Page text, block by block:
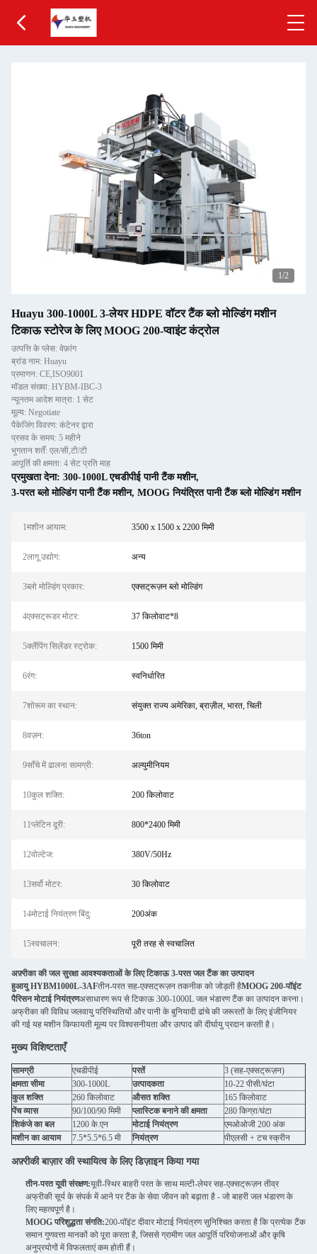
1/2
Huayu 300-1000L 3-लेयर HDPE वॉटर टैंक ब्लो मोल्डिंग मशीन
टिकाऊ स्टोरेज के लिए MOOG 200-प्वाइंट कंट्रोल
उत्पत्ति के प्लेस: वेफ़ांग
ब्रांड नाम: Huayu
प्रमाणन: CE,ISO9001
मॉडल संख्या: HYBM-IBC-3
न्यूनतम आदेश मात्रा: 1 सेट
मूल्य: Negotiate
पैकेजिंग विवरण: कंटेनर द्वारा
प्रसव के समय: 5 महीने
भुगतान शर्तें: एल/सी,टी/टी
आपूर्ति की क्षमता: 4 सेट प्रति माह
प्रमुखता देना: 300-1000L एचडीपीई पानी टैंक मशीन,
3-परत ब्लो मोल्डिंग पानी टैंक मशीन, MOOG नियंत्रित पानी टैंक ब्लो मोल्डिंग मशीन
1मशीन आयाम: 3500 x 1500 x 2200 मिमी
2लागू उद्योग: अन्य
3ब्लो मोल्डिंग प्रकार: एक्सट्रूज़न ब्लो मोल्डिंग
4एक्सट्रूडर मोटर: 37 किलोवाट*8
5क्लैंपिंग सिलेंडर स्ट्रोक: 1500 मिमी
6रंग: स्वनिर्धारित
7शोरूम का स्थान: संयुक्त राज्य अमेरिका, ब्राज़ील, भारत, चिली
8वज़न: 36ton
9साँचे में ढालना सामग्री: अल्युमीनियम
10कुल शक्ति: 200 किलोवाट
11प्लेटिन दूरी: 800*2400 मिमी
12वोल्टेज: 380V/50Hz
13सर्वो मोटर: 30 किलोवाट
14मोटाई नियंत्रण बिंदु: 200अंक
15स्वचालन: पूरी तरह से स्वचालित
अफ़्रीका की जल सुरक्षा आवश्यकताओं के लिए टिकाऊ 3-परत जल टैंक का उत्पादन
हुआयु HYBM1000L-3AFतीन-परत सह-एक्सट्रूज़न तकनीक को जोड़ती हैMOOG 200-पॉइंट
पैरिसन मोटाई नियंत्रणअसाधारण रूप से टिकाऊ 300-1000L जल भंडारण टैंक का उत्पादन करना।
अफ्रीका की विविध जलवायु परिस्थितियों और पानी के बुनियादी ढांचे की जरूरतों के लिए इंजीनियर
की गई यह मशीन किफायती मूल्य पर विश्वसनीयता और उत्पाद की दीर्घायु प्रदान करती है।
मुख्य विशिष्टताएँ
सामग्री एचडीपीई परतें
3 (सह-एक्सट्रूज़न)
क्षमता सीमा
300-1000L उत्पादकता
10-22 पीसी/घंटा
कुल शक्ति
260 किलोवाट औसत शक्ति
165 किलोवाट
पेंच व्यास
90/100/90 मिमी प्लास्टिक बनाने की क्षमता
280 किग्रा/घंटा
शिकंजे का बल
1200 के.एन मोटाई नियंत्रण
एमओओजी 200 अंक
मशीन का आयाम
7.5*5.5*6.5 मी नियंत्रण पीएलसी + टच स्क्रीन
अफ़्रीकी बाज़ार की स्थायित्व के लिए डिज़ाइन किया गया
तीन-परत यूवी संरक्षण:यूवी-स्थिर बाहरी परत के साथ मल्टी-लेयर सह-एक्सट्रूज़न तीव्र
अफ्रीकी सूर्य के संपर्क में आने पर टैंक के सेवा जीवन को बढ़ाता है - जो बाहरी जल भंडारण के
लिए महत्वपूर्ण है।
MOOG परिशुद्धता संगति:200-पॉइंट दीवार मोटाई नियंत्रण सुनिश्चित करता है कि प्रत्येक टैंक
समान गुणवत्ता मानकों को पूरा करता है, जिससे ग्रामीण जल आपूर्ति परियोजनाओं और कृषि
अनुप्रयोगों में विफलताएं कम होती हैं।